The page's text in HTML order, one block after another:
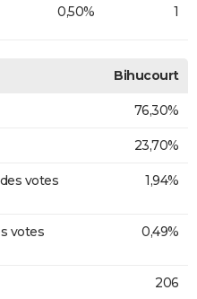
0,50% 1
Bihucourt
76,30%
23,70%
votes
1,94%
votes
0,49%
206